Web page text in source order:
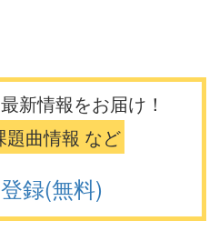
新情報をお届け！
題曲情報 など
録(無料)